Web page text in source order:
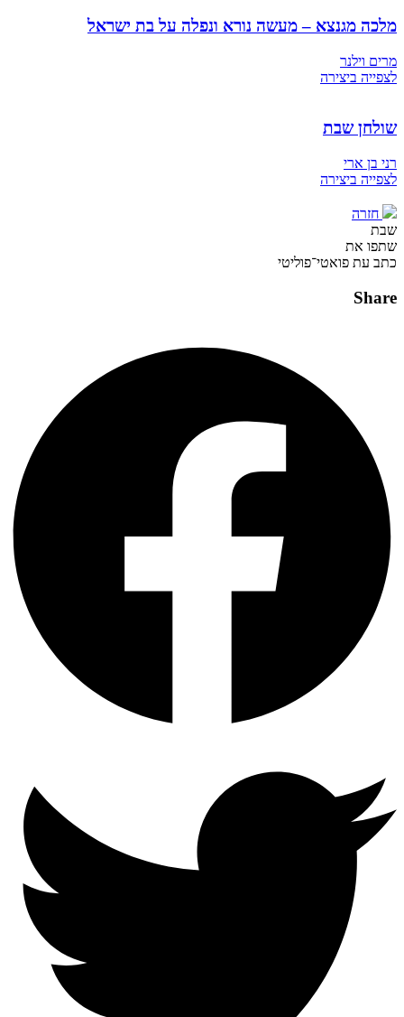
מלכה מגנצא – מעשה נורא ונפלה על בת ישראל
מרים וילנר
לצפייה ביצירה
שולחן שבת
רני בן ארי
לצפייה ביצירה
חזרה
שבת
שתפו את
כתב עת פואטי־פוליטי
Share